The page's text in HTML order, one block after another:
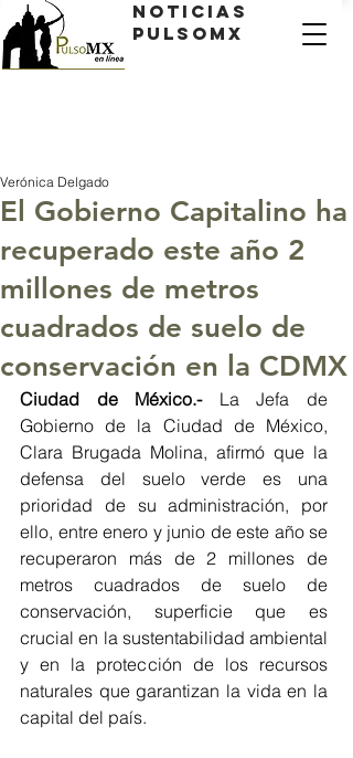
Noticias
PulsoMX
El Gobierno Capitalino ha
recuperado este año 2
millones de metros
cuadrados de suelo de
conservación en la CDMX
Verónica Delgado
Ciudad de México.- La Jefa de
Gobierno de la Ciudad de México,
Clara Brugada Molina, afirmó que la
defensa del suelo verde es una
prioridad de su administración, por
ello, entre enero y junio de este año se
recuperaron más de 2 millones de
metros cuadrados de suelo de
conservación, superficie que es
crucial en la sustentabilidad ambiental
y en la protección de los recursos
naturales que garantizan la vida en la
capital del país.